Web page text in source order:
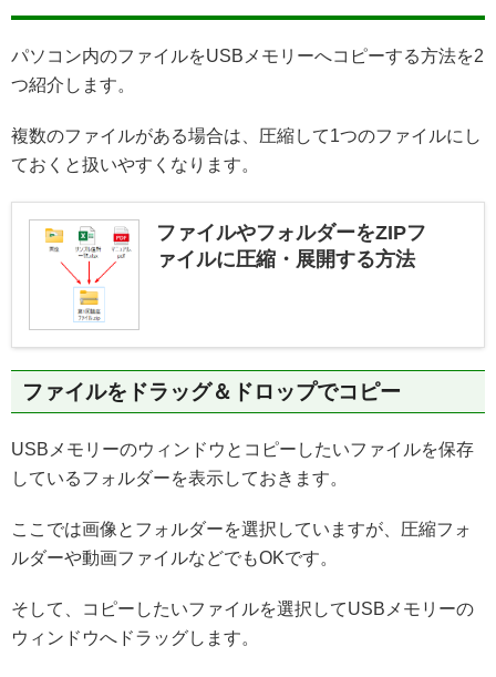
パソコン内のファイルをUSBメモリーへコピーする方法を2
つ紹介します。
複数のファイルがある場合は、圧縮して1つのファイルにし
ておくと扱いやすくなります。
ファイルやフォルダーをZIPフ
ァイルに圧縮・展開する方法
ファイルをドラッグ＆ドロップでコピー
USBメモリーのウィンドウとコピーしたいファイルを保存
しているフォルダーを表示しておきます。
ここでは画像とフォルダーを選択していますが、圧縮フォ
ルダーや動画ファイルなどでもOKです。
そして、コピーしたいファイルを選択してUSBメモリーの
ウィンドウへドラッグします。